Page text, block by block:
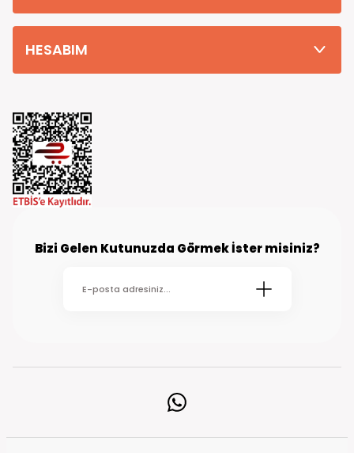
HESABIM
Bizi Gelen Kutunuzda Görmek İster misiniz?